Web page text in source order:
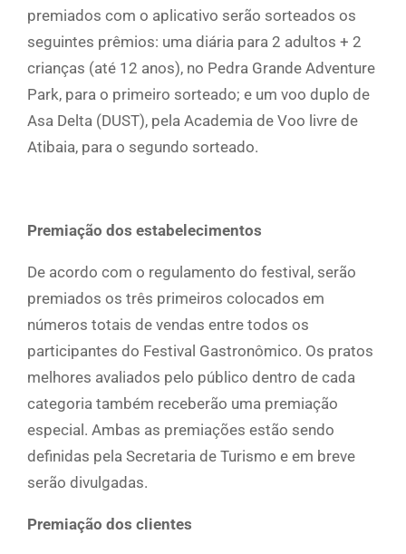
premiados com o aplicativo serão sorteados os
seguintes prêmios: uma diária para 2 adultos + 2
crianças (até 12 anos), no Pedra Grande Adventure
Park, para o primeiro sorteado; e um voo duplo de
Asa Delta (DUST), pela Academia de Voo livre de
Atibaia, para o segundo sorteado.
Premiação dos estabelecimentos
De acordo com o regulamento do festival, serão
premiados os três primeiros colocados em
números totais de vendas entre todos os
participantes do Festival Gastronômico. Os pratos
melhores avaliados pelo público dentro de cada
categoria também receberão uma premiação
especial. Ambas as premiações estão sendo
definidas pela Secretaria de Turismo e em breve
serão divulgadas.
Premiação dos clientes